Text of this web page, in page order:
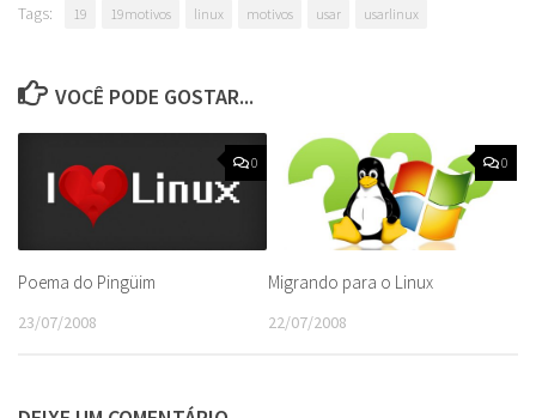
Tags: 19 19motivos linux motivos usar usarlinux
VOCÊ PODE GOSTAR...
0
Poema do Pingüim
23/07/2008
0
Migrando para o Linux
22/07/2008